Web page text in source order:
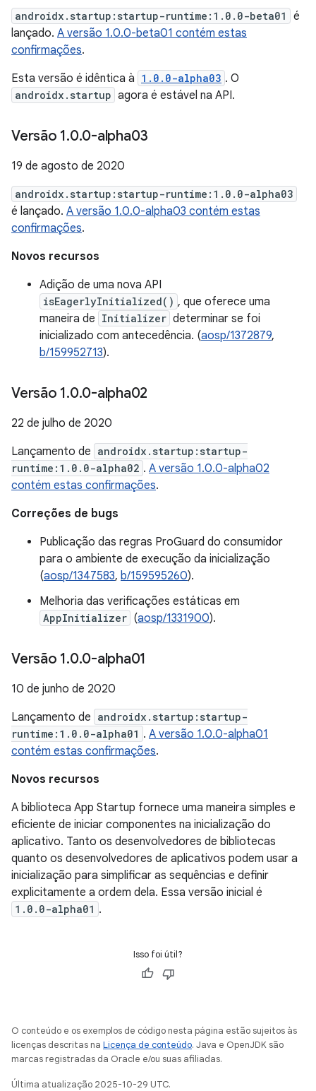
androidx.startup:startup-runtime:1.0.0-beta01
é
lançado. A versão 1.0.0-beta01 contém estas
confirmações.
Esta versão é idêntica à 1.0.0-alpha03 . O
androidx.startup agora é estável na API.
Versão 1.0.0-alpha03
19 de agosto de 2020
androidx.startup:startup-runtime:1.0.0-alpha03
é lançado. A versão 1.0.0-alpha03 contém estas
confirmações.
Novos recursos
Adição de uma nova API
isEagerlyInitialized() , que oferece uma
maneira de Initializer determinar se foi
inicializado com antecedência. (aosp/1372879,
b/159952713).
Versão 1.0.0-alpha02
22 de julho de 2020
Lançamento de androidx.startup:startup-
runtime:1.0.0-alpha02 . A versão 1.0.0-alpha02
contém estas confirmações.
Correções de bugs
Publicação das regras ProGuard do consumidor
para o ambiente de execução da inicialização
(aosp/1347583, b/159595260).
Melhoria das verificações estáticas em
AppInitializer (aosp/1331900).
Versão 1.0.0-alpha01
10 de junho de 2020
Lançamento de androidx.startup:startup-
runtime:1.0.0-alpha01 . A versão 1.0.0-alpha01
contém estas confirmações.
Novos recursos
A biblioteca App Startup fornece uma maneira simples e
eficiente de iniciar componentes na inicialização do
aplicativo. Tanto os desenvolvedores de bibliotecas
quanto os desenvolvedores de aplicativos podem usar a
inicialização para simplificar as sequências e definir
explicitamente a ordem dela. Essa versão inicial é
1.0.0-alpha01 .
Isso foi útil?
O conteúdo e os exemplos de código nesta página estão sujeitos às
licenças descritas na Licença de conteúdo. Java e OpenJDK são
marcas registradas da Oracle e/ou suas afiliadas.
Última atualização 2025-10-29 UTC.